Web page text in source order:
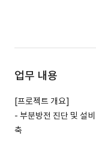
업무 내용
[프로젝트 개요]
- 부분방전 진단 및 설
축